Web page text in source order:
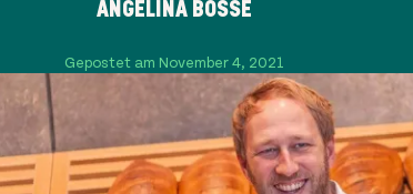
ANGELINA BOSSE
Gepostet am November 4, 2021